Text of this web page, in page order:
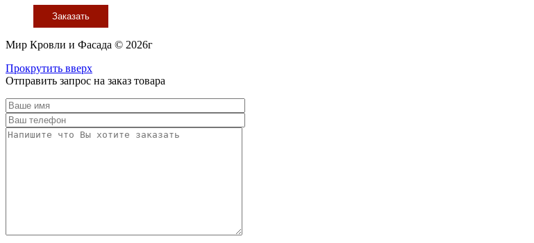
Заказать
Мир Кровли и Фасада © 2026г
Прокрутить вверх
Отправить запрос на заказ товара